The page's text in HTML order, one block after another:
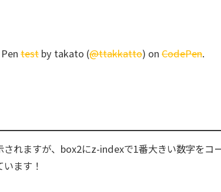
test by takato (@ttakkatto) on CodePen.
れますが、box2にz-indexで1番大きい数字をコ
ます！